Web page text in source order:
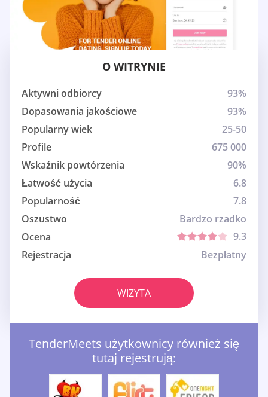
O WITRYNIE
Aktywni odbiorcy
93%
Dopasowania jakościowe
93%
Popularny wiek
25-50
Profile
675 000
Wskaźnik powtórzenia
90%
Łatwość użycia
6.8
Popularność
7.8
Oszustwo
Bardzo rzadko
Ocena
9.3
Rejestracja
Bezpłatny
WIZYTA
TenderMeets użytkownicy również się
tutaj rejestrują: